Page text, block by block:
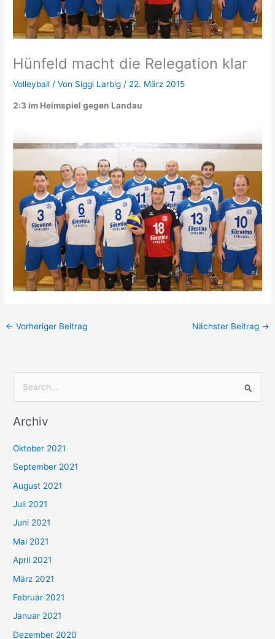
Hünfeld macht die Relegation klar
Volleyball / Von Siggi Larbig/ 22. März 2015
2:3 im Heimspiel gegen Landau
← Vorheriger Beitrag Nächster Beitrag →
c
n
n
a
c
h
:
Archiv
Oktober 2021
September 2021
August 2021
Juli 2021
Juni 2021
Mai 2021
April 2021
März 2021
Februar 2021
Januar 2021
Dezember 2020